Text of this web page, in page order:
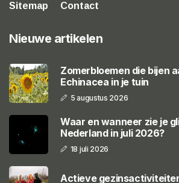
Sitemap
Contact
Nieuwe artikelen
Zomerbloemen die bijen
Echinacea in je tuin
5 augustus 2026
Waar en wanneer zie je
Nederland in juli 2026?
18 juli 2026
Actieve